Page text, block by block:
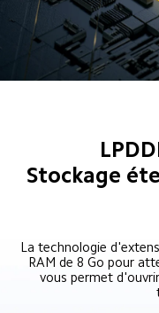
Stockage
La technologie
RAM de 8 Go pour
vous permet